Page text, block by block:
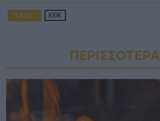
TAGS: ΚΕΙΚ
ΠΕΡΙΣΣΟΤΕΡA